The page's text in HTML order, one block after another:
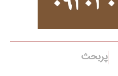
پربحث